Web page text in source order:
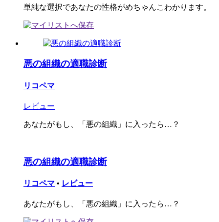
単純な選択であなたの性格がめちゃんこわかります。
悪の組織の適職診断
リコペマ
レビュー
あなたがもし、「悪の組織」に入ったら…？
悪の組織の適職診断
リコペマ • レビュー
あなたがもし、「悪の組織」に入ったら…？